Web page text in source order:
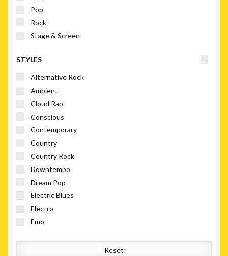
Pop
Rock
Stage & Screen
STYLES
Alternative Rock
Ambient
Cloud Rap
Conscious
Contemporary
Country
Country Rock
Downtempo
Dream Pop
Electric Blues
Electro
Emo
Reset